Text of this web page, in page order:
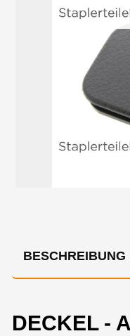
BESCHREIBUNG
DECKEL -